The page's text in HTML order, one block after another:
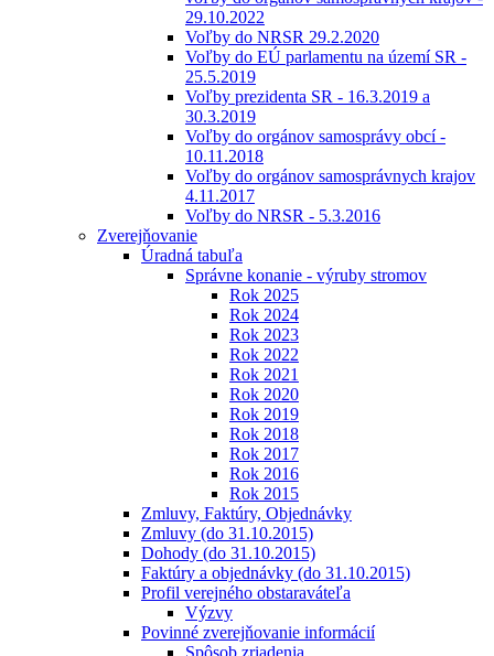
29.10.2022
Voľby do NRSR 29.2.2020
Voľby do EÚ parlamentu na území SR -
25.5.2019
Voľby prezidenta SR - 16.3.2019 a
30.3.2019
Voľby do orgánov samosprávy obcí -
10.11.2018
Voľby do orgánov samosprávnych krajov
4.11.2017
Voľby do NRSR - 5.3.2016
Zverejňovanie
Úradná tabuľa
Správne konanie - výruby stromov
Rok 2025
Rok 2024
Rok 2023
Rok 2022
Rok 2021
Rok 2020
Rok 2019
Rok 2018
Rok 2017
Rok 2016
Rok 2015
Zmluvy, Faktúry, Objednávky
Zmluvy (do 31.10.2015)
Dohody (do 31.10.2015)
Faktúry a objednávky (do 31.10.2015)
Profil verejného obstaraváteľa
Výzvy
Povinné zverejňovanie informácií
Spôsob zriadenia